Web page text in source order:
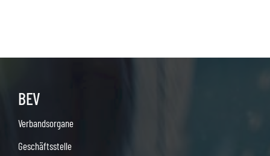
BEV
Verbandsorgane
Geschäftsstelle